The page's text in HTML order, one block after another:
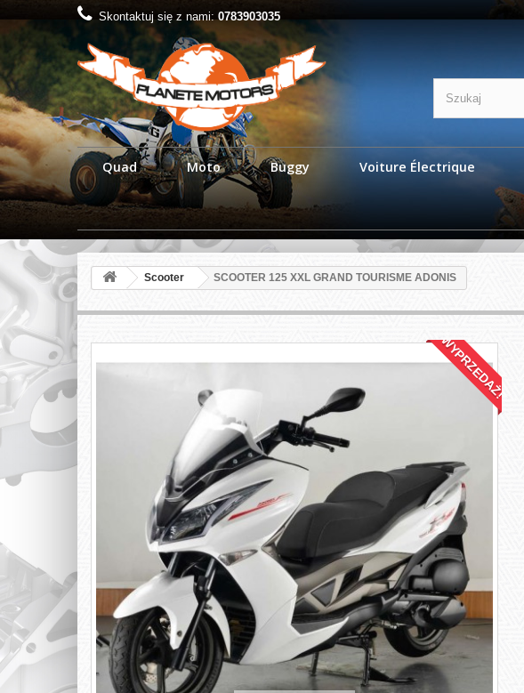
Skontaktuj się z nami:0783903035
Quad Moto Buggy Voiture Électrique
Scooter SCOOTER 125 XXL GRAND TOURISME ADONIS
WYPRZEDAŻ!